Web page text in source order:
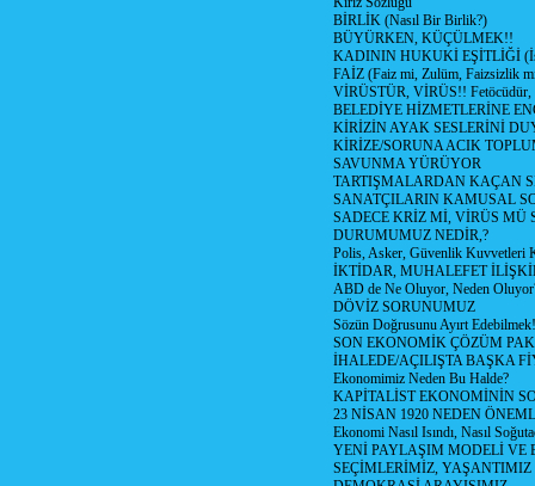
BİRLİK (Nasıl Bir Birlik?)
BÜYÜRKEN, KÜÇÜLMEK!!
KADININ HUKUKİ EŞİTLİĞİ
FAİZ (Faiz mi, Zulüm, Faizsizlik
VİRÜSTÜR, VİRÜS!! Fetöcüdür,
BELEDİYE HİZMETLERİNE
KİRİZİN AYAK SESLERİNİ
KİRİZE/SORUNA ACIK
SAVUNMA YÜRÜYOR
TARTIŞMALARDAN KAÇAN
SANATÇILARIN KAMUSAL
SADECE KRİZ Mİ, VİRÜS MÜ
DURUMUMUZ NEDİR,?
Polis, Asker, Güvenlik Kuvvetleri
İKTİDAR, MUHALEFET
ABD de Ne Oluyor, Neden
DÖVİZ SORUNUMUZ
Sözün Doğrusunu Ayırt Edebilmek!
SON EKONOMİK ÇÖZÜM
İHALEDE/AÇILIŞTA BAŞKA
Ekonomimiz Neden Bu Halde?
KAPİTALİST EKONOMİNİN
23 NİSAN 1920 NEDEN
Ekonomi Nasıl Isındı, Nasıl
YENİ PAYLAŞIM MODELİ VE
SEÇİMLERİMİZ, YAŞANTIMIZ